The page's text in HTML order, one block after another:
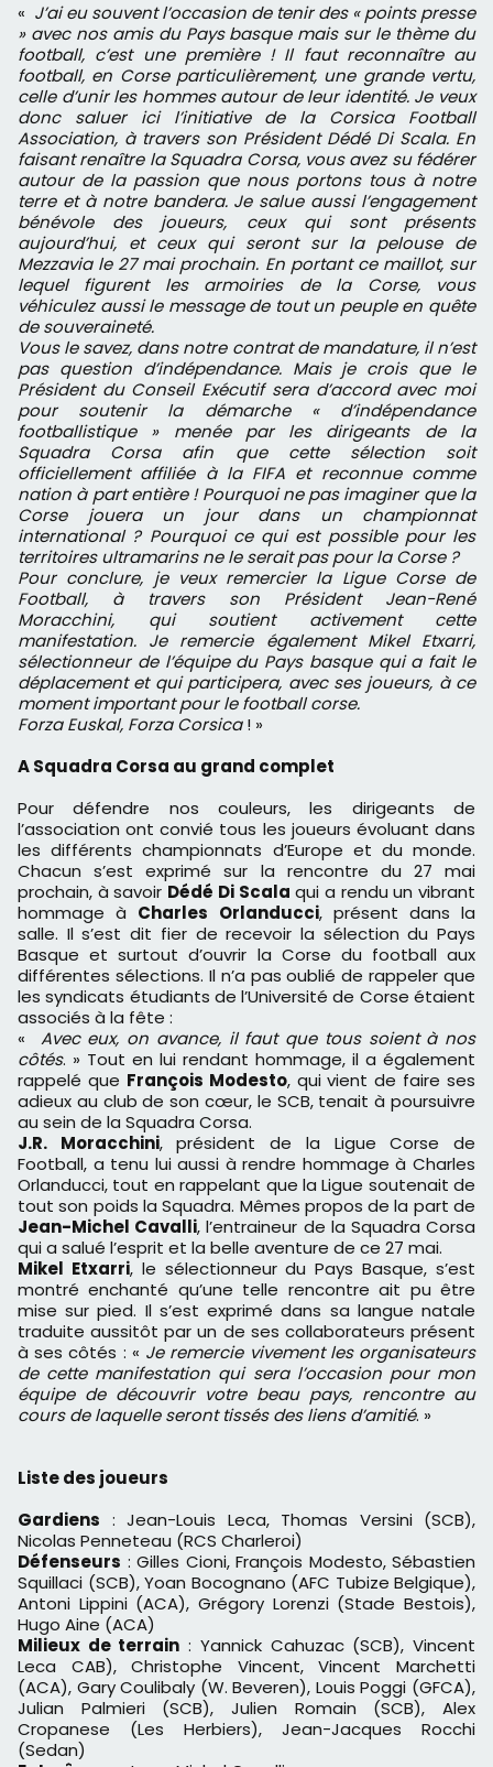
« J’ai eu souvent l’occasion de tenir des « points presse
» avec nos amis du Pays basque mais sur le thème du
football, c’est une première ! Il faut reconnaître au
football, en Corse particulièrement, une grande vertu,
celle d’unir les hommes autour de leur identité. Je veux
donc saluer ici l’initiative de la Corsica Football
Association, à travers son Président Dédé Di Scala. En
faisant renaître la Squadra Corsa, vous avez su fédérer
autour de la passion que nous portons tous à notre
terre et à notre bandera. Je salue aussi l’engagement
bénévole des joueurs, ceux qui sont présents
aujourd’hui, et ceux qui seront sur la pelouse de
Mezzavia le 27 mai prochain. En portant ce maillot, sur
lequel figurent les armoiries de la Corse, vous
véhiculez aussi le message de tout un peuple en quête
de souveraineté.
Vous le savez, dans notre contrat de mandature, il n’est
pas question d’indépendance. Mais je crois que le
Président du Conseil Exécutif sera d’accord avec moi
pour soutenir la démarche « d’indépendance
footballistique » menée par les dirigeants de la
Squadra Corsa afin que cette sélection soit
officiellement affiliée à la FIFA et reconnue comme
nation à part entière ! Pourquoi ne pas imaginer que la
Corse jouera un jour dans un championnat
international ? Pourquoi ce qui est possible pour les
territoires ultramarins ne le serait pas pour la Corse ?
Pour conclure, je veux remercier la Ligue Corse de
Football, à travers son Président Jean-René
Moracchini, qui soutient activement cette
manifestation. Je remercie également Mikel Etxarri,
sélectionneur de l’équipe du Pays basque qui a fait le
déplacement et qui participera, avec ses joueurs, à ce
moment important pour le football corse.
Forza Euskal, Forza Corsica! »
A Squadra Corsa au grand complet
Pour défendre nos couleurs, les dirigeants de
l’association ont convié tous les joueurs évoluant dans
les différents championnats d’Europe et du monde.
Chacun s’est exprimé sur la rencontre du 27 mai
prochain, à savoir Dédé Di Scala qui a rendu un vibrant
hommage à Charles Orlanducci, présent dans la
salle. Il s’est dit fier de recevoir la sélection du Pays
Basque et surtout d’ouvrir la Corse du football aux
différentes sélections. Il n’a pas oublié de rappeler que
les syndicats étudiants de l’Université de Corse étaient
associés à la fête :
« Avec eux, on avance, il faut que tous soient à nos
côtés. » Tout en lui rendant hommage, il a également
rappelé que François Modesto, qui vient de faire ses
adieux au club de son cœur, le SCB, tenait à poursuivre
au sein de la Squadra Corsa.
J.R. Moracchini, président de la Ligue Corse de
Football, a tenu lui aussi à rendre hommage à Charles
Orlanducci, tout en rappelant que la Ligue soutenait de
tout son poids la Squadra. Mêmes propos de la part de
Jean-Michel Cavalli, l’entraineur de la Squadra Corsa
qui a salué l’esprit et la belle aventure de ce 27 mai.
Mikel Etxarri, le sélectionneur du Pays Basque, s’est
montré enchanté qu’une telle rencontre ait pu être
mise sur pied. Il s’est exprimé dans sa langue natale
traduite aussitôt par un de ses collaborateurs présent
à ses côtés : « Je remercie vivement les organisateurs
de cette manifestation qui sera l’occasion pour mon
équipe de découvrir votre beau pays, rencontre au
cours de laquelle seront tissés des liens d’amitié. »
Liste des joueurs
Gardiens : Jean-Louis Leca, Thomas Versini (SCB),
Nicolas Penneteau (RCS Charleroi)
Défenseurs : Gilles Cioni, François Modesto, Sébastien
Squillaci (SCB), Yoan Bocognano (AFC Tubize Belgique),
Antoni Lippini (ACA), Grégory Lorenzi (Stade Bestois),
Hugo Aine (ACA)
Milieux de terrain : Yannick Cahuzac (SCB), Vincent
Leca CAB), Christophe Vincent, Vincent Marchetti
(ACA), Gary Coulibaly (W. Beveren), Louis Poggi (GFCA),
Julian Palmieri (SCB), Julien Romain (SCB), Alex
Cropanese (Les Herbiers), Jean-Jacques Rocchi
(Sedan)